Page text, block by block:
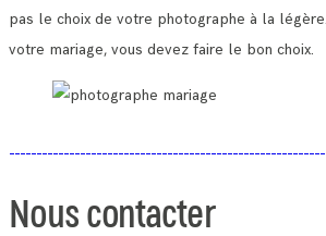
pas le choix de votre photographe à la
votre mariage, vous devez faire le bon choix.
Nous contacter